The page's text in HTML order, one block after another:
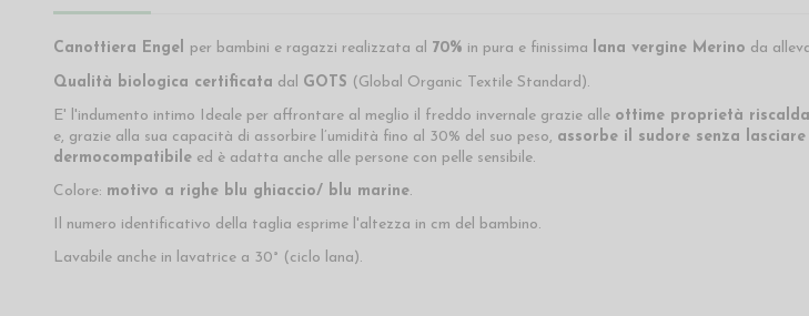
Canottiera Engel per bambini e ragazzi realizzata al 70% in pura e finissima lana vergine Merino da
Qualità biologica certificata dal GOTS (Global Organic Textile Standard).
E' l'indumento intimo Ideale per affrontare al meglio il freddo invernale grazie alle ottime proprietà
e, grazie alla sua capacità di assorbire l’umidità fino al 30% del suo peso, assorbe il sudore senza
dermocompatibileed è adatta anche alle persone con pelle sensibile.
Colore: motivo a righe blu ghiaccio/ blu marine.
Il numero identificativo della taglia esprime l'altezza in cm del bambino.
Lavabile anche in lavatrice a 30° (ciclo lana).